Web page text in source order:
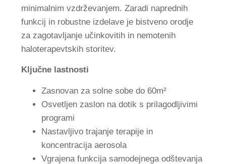
minimalnim vzdrževanjem. Zaradi naprednih
funkcij in robustne izdelave je bistveno orodje
za zagotavljanje učinkovitih in nemotenih
haloterapevtskih storitev.
Ključne lastnosti
Zasnovan za solne sobe do 60m²
Osvetljen zaslon na dotik s prilagodljivimi
programi
Nastavljivo trajanje terapije in
koncentracija aerosola
Vgrajena funkcija samodejnega odštevanja